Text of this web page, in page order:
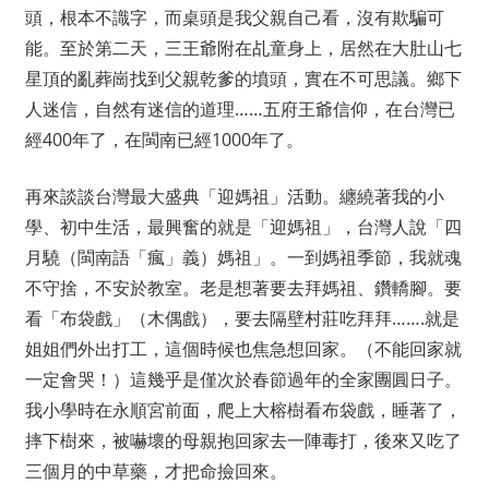
頭，根本不識字，而桌頭是我父親自己看，沒有欺騙可
能。至於第二天，三王爺附在乩童身上，居然在大肚山七
星頂的亂葬崗找到父親乾爹的墳頭，實在不可思議。鄉下
人迷信，自然有迷信的道理……五府王爺信仰，在台灣已
經400年了，在閩南已經1000年了。
再來談談台灣最大盛典「迎媽祖」活動。纏繞著我的小
學、初中生活，最興奮的就是「迎媽祖」，台灣人說「四
月驍（閩南語「瘋」義）媽祖」。一到媽祖季節，我就魂
不守捨，不安於教室。老是想著要去拜媽祖、鑽轎腳。要
看「布袋戲」（木偶戲），要去隔壁村莊吃拜拜…….就是
姐姐們外出打工，這個時候也焦急想回家。（不能回家就
一定會哭！）這幾乎是僅次於春節過年的全家團圓日子。
我小學時在永順宮前面，爬上大榕樹看布袋戲，睡著了，
摔下樹來，被嚇壞的母親抱回家去一陣毒打，後來又吃了
三個月的中草藥，才把命撿回來。